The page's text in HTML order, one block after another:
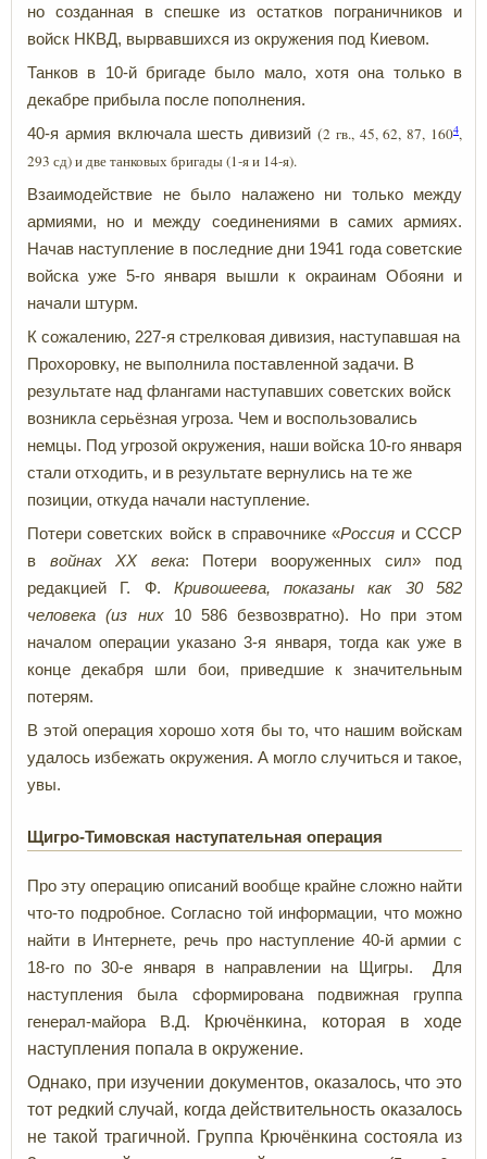
но созданная в спешке из остатков пограничников и
войск НКВД, вырвавшихся из окружения под Киевом.
Танков в 10-й бригаде было мало, хотя она только в
декабре прибыла после пополнения.
40-я армия включала шесть дивизий (2 гв., 45, 62, 87, 1604,
293 сд) и две танковых бригады (1-я и 14-я).
Взаимодействие не было налажено ни только между
армиями, но и между соединениями в самих армиях.
Начав наступление в последние дни 1941 года советские
войска уже 5-го января вышли к окраинам Обояни и
начали штурм.
К сожалению, 227-я стрелковая дивизия, наступавшая на
Прохоровку, не выполнила поставленной задачи. В
результате над флангами наступавших советских войск
возникла серьёзная угроза. Чем и воспользовались
немцы. Под угрозой окружения, наши войска 10-го января
стали отходить, и в результате вернулись на те же
позиции, откуда начали наступление.
Потери советских войск в справочнике «Россия и СССР
в
войнах XX века: Потери вооруженных сил» под
редакцией Г. Ф. Кривошеева, показаны как 30 582
человека (из них 10 586 безвозвратно). Но при этом
началом операции указано 3-я января, тогда как уже в
конце декабря шли бои, приведшие к значительным
потерям.
В этой операция хорошо хотя бы то, что нашим войскам
удалось избежать окружения. А могло случиться и такое,
увы.
Щигро-Тимовская наступательная операция
Про эту операцию описаний вообще крайне сложно найти
что-то подробное. Согласно той информации, что можно
найти в Интернете, речь про наступление 40-й армии с
18-го по 30-е января в направлении на Щигры. Для
наступления была сформирована подвижная группа
генерал-майора В.Д. Крючёнкина, которая в ходе
наступления попала в окружение.
Однако, при изучении документов, оказалось, что это
тот редкий случай, когда действительность оказалось
не такой трагичной. Группа Крючёнкина состояла из